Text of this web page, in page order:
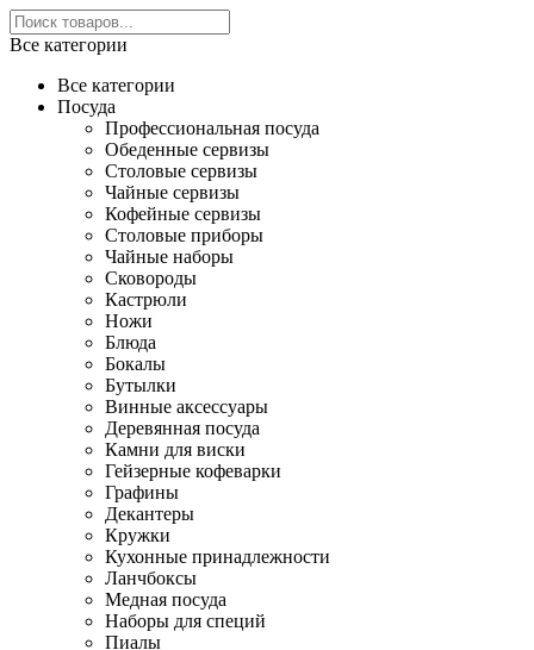
Все категории
Все категории
Посуда
Профессиональная посуда
Обеденные сервизы
Столовые сервизы
Чайные сервизы
Кофейные сервизы
Столовые приборы
Чайные наборы
Сковороды
Кастрюли
Ножи
Блюда
Бокалы
Бутылки
Винные аксессуары
Деревянная посуда
Камни для виски
Гейзерные кофеварки
Графины
Декантеры
Кружки
Кухонные принадлежности
Ланчбоксы
Медная посуда
Наборы для специй
Пиалы